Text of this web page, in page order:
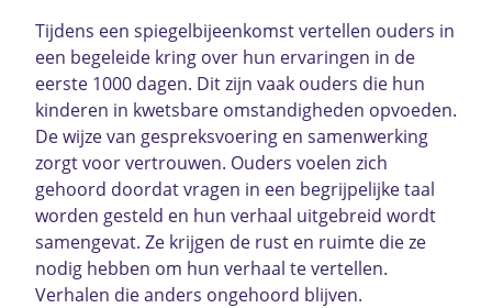
Tijdens een spiegelbijeenkomst vertellen ouders in
een begeleide kring over hun ervaringen in de
eerste 1000 dagen. Dit zijn vaak ouders die hun
kinderen in kwetsbare omstandigheden opvoeden.
De wijze van gespreksvoering en samenwerking
zorgt voor vertrouwen. Ouders voelen zich
gehoord doordat vragen in een begrijpelijke taal
worden gesteld en hun verhaal uitgebreid wordt
samengevat. Ze krijgen de rust en ruimte die ze
nodig hebben om hun verhaal te vertellen.
Verhalen die anders ongehoord blijven.